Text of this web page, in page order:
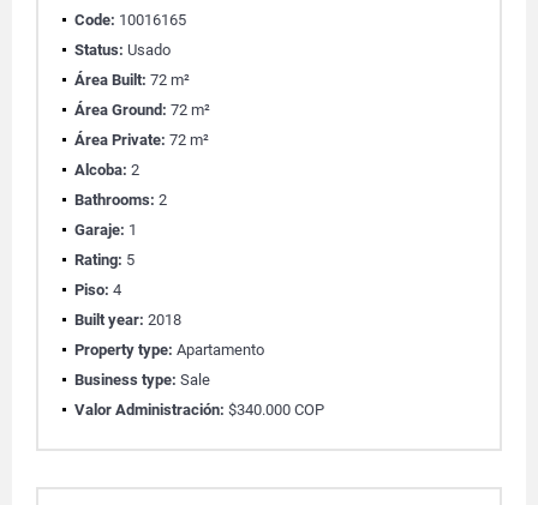
Code: 10016165
Status: Usado
Área Built: 72 m²
Área Ground: 72 m²
Área Private: 72 m²
Alcoba: 2
Bathrooms: 2
Garaje: 1
Rating: 5
Piso: 4
Built year: 2018
Property type: Apartamento
Business type: Sale
Valor Administración: $340.000 COP